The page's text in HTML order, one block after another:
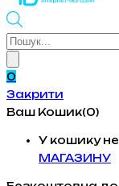
Products
0
Закрити
Ваш Кошик(0)
У кошику
МАГАЗИНУ